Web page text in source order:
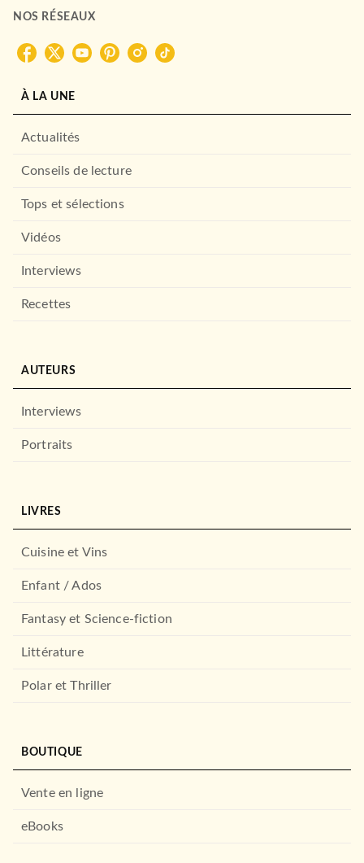
Danger immédiat
La somme de toutes les
LE LIVRE DE POCHE
NOS RÉSEAUX
À LA UNE
Actualités
Conseils de lecture
Tops et sélections
Vidéos
Interviews
Recettes
AUTEURS
Interviews
Portraits
LIVRES
Cuisine et Vins
Enfant / Ados
Fantasy et Science-fiction
Littérature
Polar et Thriller
BOUTIQUE
Vente en ligne
eBooks